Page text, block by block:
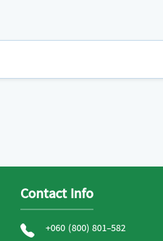
Contact Info
+060 (800) 801-582